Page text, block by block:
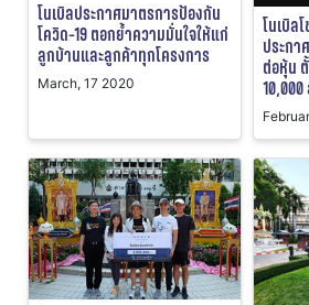
โนเบิลประกาศมาตรการป้องกัน
โควิด-19 ตอกย้ำความมั่นใจให้แก่
ลูกบ้านและลูกค้าทุกโครงการ
March, 17 2020
โนเบิล
ประกา
ต่อหุ้น